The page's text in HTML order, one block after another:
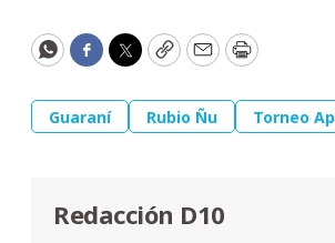
WhatsApp
Facebook
Twitter
CopyEmailPrint
Guaraní Rubio Ñu Torneo
Redacción D10